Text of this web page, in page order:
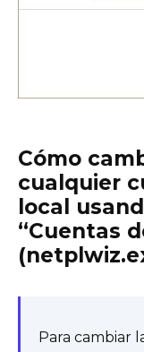
Cómo
cualquier
local
“Cuentas
Para cambiar